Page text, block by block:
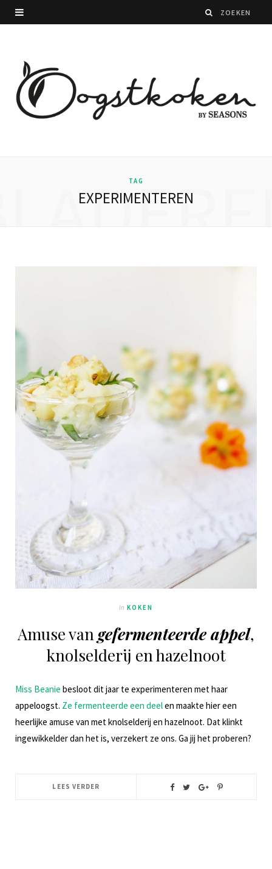
TAG
EXPERIMENTEREN
In KOKEN
Amuse van gefermenteerde appel,
knolselderij en hazelnoot
Miss Beanie besloot dit jaar te experimenteren met haar
appeloogst. Ze fermenteerde een deelen maakte hier een
heerlijke amuse van met knolselderij en hazelnoot. Dat klinkt
ingewikkelder dan het is, verzekert ze ons. Ga jij het proberen?
LEES VERDER